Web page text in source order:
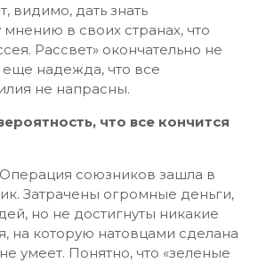
видимо, дать знать
в своих странах, что
Рассвет» окончательно не
еще надежда, что все
не напрасны.
что все кончится
союзников зашла в
Затрачены огромные деньги,
но не достигнуты никакие
на которую натовцами сделана
умеет. Понятно, что «зеленые